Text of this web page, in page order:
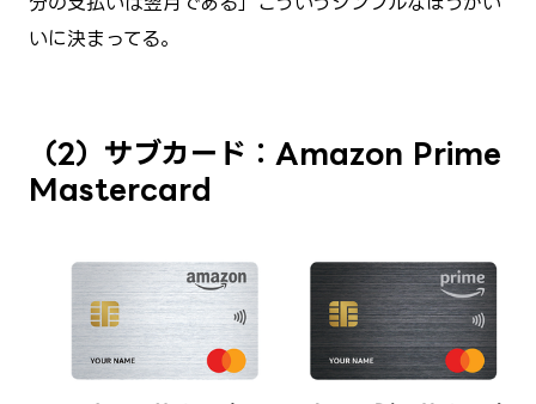
いに決まってる。
（2）サブカード：Amazon Prime
Mastercard